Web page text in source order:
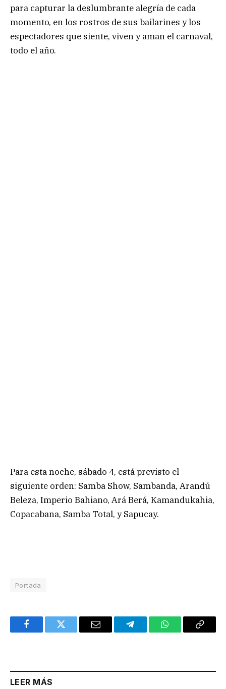
para capturar la deslumbrante alegría de cada
momento, en los rostros de sus bailarines y los
espectadores que siente, viven y aman el carnaval,
todo el año.
Para esta noche, sábado 4, está previsto el
siguiente orden: Samba Show, Sambanda, Arandú
Beleza, Imperio Bahiano, Ará Berá, Kamandukahia,
Copacabana, Samba Total, y Sapucay.
Portada
FacebookTwitter Email TelegramWhatsAppCopy
LEER MÁS